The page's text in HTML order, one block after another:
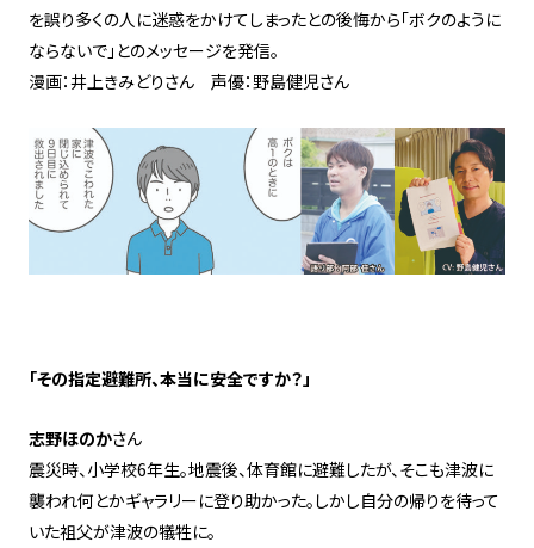
を誤り多くの人に迷惑をかけてしまったとの後悔から「ボクのように
ならないで」とのメッセージを発信。
漫画：井上きみどりさん 声優：野島健児さん
「その指定避難所、本当に安全ですか？」
志野ほのかさん
震災時、小学校6年生。地震後、体育館に避難したが、そこも津波に
襲われ何とかギャラリーに登り助かった。しかし自分の帰りを待って
いた祖父が津波の犠牲に。